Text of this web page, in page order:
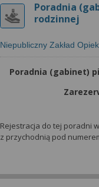
Poradnia
rodzinnej
Niepubliczny Zakład
Poradnia (gabinet)
Rejestracja do tej poradni
z przychodnią pod